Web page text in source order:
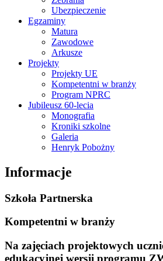
Ubezpieczenie
Egzaminy
Matura
Zawodowe
Arkusze
Projekty
Projekty UE
Kompetentni w branży
Program NPRC
Jubileusz 60-lecia
Monografia
Kroniki szkolne
Galeria
Henryk Pobożny
Informacje
Szkoła Partnerska
Kompetentni w branży
Na zajęciach projektowych
edukacyjnej wersji programu